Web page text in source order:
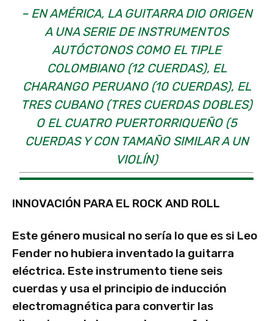
– EN AMÉRICA, LA GUITARRA DIO ORIGEN
A UNA SERIE DE INSTRUMENTOS
AUTÓCTONOS COMO EL TIPLE
COLOMBIANO (12 CUERDAS), EL
CHARANGO PERUANO (10 CUERDAS), EL
TRES CUBANO (TRES CUERDAS DOBLES)
O EL CUATRO PUERTORRIQUEÑO (5
CUERDAS Y CON TAMAÑO SIMILAR A UN
VIOLÍN)
INNOVACIÓN PARA EL ROCK AND ROLL
Este género musical no sería lo que es si Leo
Fender no hubiera inventado la guitarra
eléctrica. Este instrumento tiene seis
cuerdas y usa el principio de inducción
electromagnética para convertir las